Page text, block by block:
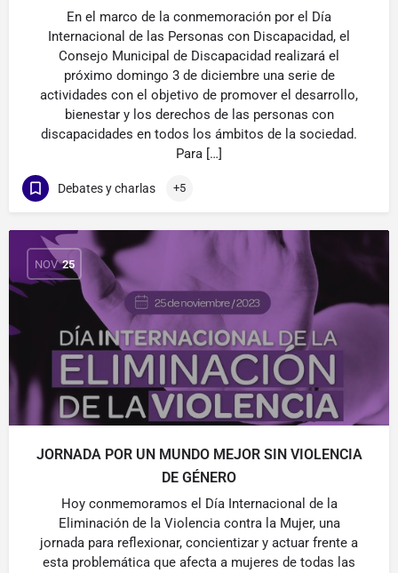
En el marco de la conmemoración por el Día
Internacional de las Personas con Discapacidad, el
Consejo Municipal de Discapacidad realizará el
próximo domingo 3 de diciembre una serie de
actividades con el objetivo de promover el desarrollo,
bienestar y los derechos de las personas con
discapacidades en todos los ámbitos de la sociedad.
Para […]
Debates y charlas +5
NOV 25
JORNADA POR UN MUNDO MEJOR SIN VIOLENCIA
DE GÉNERO
Hoy conmemoramos el Día Internacional de la
Eliminación de la Violencia contra la Mujer, una
jornada para reflexionar, concientizar y actuar frente a
esta problemática que afecta a mujeres de todas las